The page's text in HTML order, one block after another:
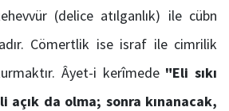
(delice atılganlık) ile cübn
Cömertlik ise israf ile cimrilik
Âyet-i kerîmede "Eli sıkı
açık da olma; sonra kınanacak,